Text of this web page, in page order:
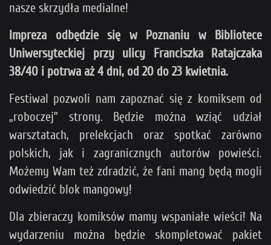
nasze skrzydła medialne!
Impreza odbędzie się w Poznaniu w Bibliotece
Uniwersyteckiej przy ulicy Franciszka Ratajczaka
38/40 i potrwa aż 4 dni, od 20 do 23 kwietnia.
Festiwal pozwoli nam zapoznać się z komiksem od
„roboczej” strony. Będzie można wziąć udział
warsztatach, prelekcjach oraz spotkać zarówno
polskich, jak i zagranicznych autorów powieści.
Możemy Wam też zdradzić, że fani mang będą mogli
odwiedzić blok mangowy!
Dla zbieraczy komiksów mamy wspaniałe wieści! Na
wydarzeniu można będzie skompletować pakiet